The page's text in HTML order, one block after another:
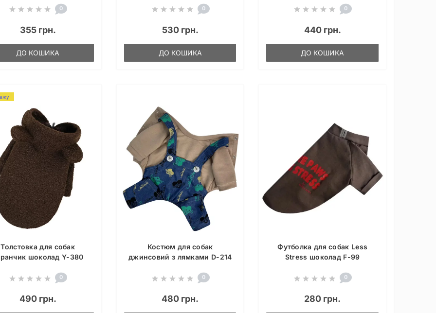
0
355 грн.
ДО КОШИКА
0
530 грн.
ДО КОШИКА
0
440 грн.
ДО КОШИКА
Толстовка для собак
шоколад Y-380
0
490 грн.
Костюм для собак
джинсовий з лямками D-214
0
480 грн.
Футболка для собак Less
Stress шоколад F-99
0
280 грн.